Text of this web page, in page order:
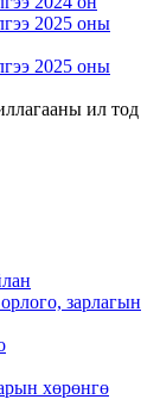
2025 оны
2025 оны
ил тод
зарлагын
хөрөнгө